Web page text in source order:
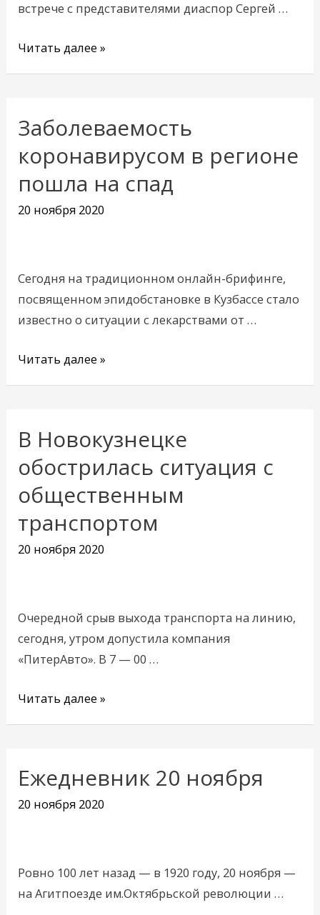
встрече с представителями диаспор Сергей …
Читать далее »
Заболеваемость
коронавирусом в регионе
пошла на спад
20 ноября 2020
Сегодня на традиционном онлайн-брифинге,
посвященном эпидобстановке в Кузбассе стало
известно о ситуации с лекарствами от …
Заболеваемость
в
регионе
пошла
Читать далее »
В Новокузнецке
обострилась ситуация с
общественным
транспортом
20 ноября 2020
Очередной срыв выхода транспорта на линию,
сегодня, утром допустила компания
«ПитерАвто». В 7 — 00 …
В
Новокузнецке
обострилась
ситуация
с
общественным
транспортом
Читать далее »
Ежедневник 20 ноября
20 ноября 2020
Ровно 100 лет назад — в 1920 году, 20 ноября —
на Агитпоезде им.Октябрьской революции …
Ежедневник